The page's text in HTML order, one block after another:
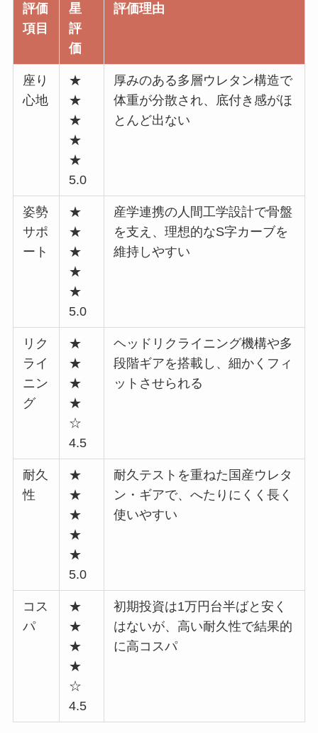
評価
項目
星
評
価
評価理由
座り
心地
★
★
★
★
★
5.0
厚みのある多層ウレタン構造で
体重が分散され、底付き感がほ
とんど出ない
姿勢
サポ
ート
★
★
★
★
★
5.0
産学連携の人間工学設計で骨盤
を支え、理想的なS字カーブを
維持しやすい
リク
ライ
ニン
グ
★
★
★
★
☆
4.5
ヘッドリクライニング機構や多
段階ギアを搭載し、細かくフィ
ットさせられる
耐久
性
★
★
★
★
★
5.0
耐久テストを重ねた国産ウレタ
ン・ギアで、へたりにくく長く
使いやすい
コス
パ
★
★
★
★
☆
4.5
初期投資は1万円台半ばと安く
はないが、高い耐久性で結果的
に高コスパ